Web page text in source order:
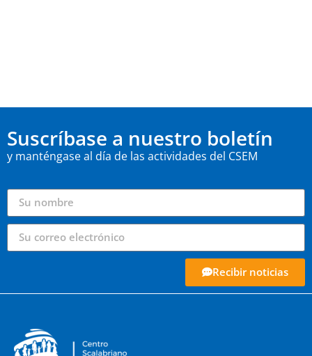
Suscríbase a nuestro boletín
y manténgase al día de las actividades del CSEM
Recibir noticias